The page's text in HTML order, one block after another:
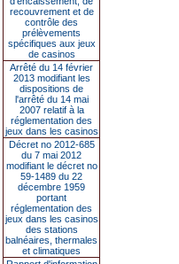
recouvrement et de
contrôle des
prélèvements
spécifiques aux jeux
de casinos
Arrêté du 14 février
2013 modifiant les
dispositions de
l'arrêté du 14 mai
2007 relatif à la
réglementation des
jeux dans les casinos
Décret no 2012-685
du 7 mai 2012
modifiant le décret no
59-1489 du 22
décembre 1959
portant
réglementation des
jeux dans les casinos
des stations
balnéaires, thermales
et climatiques